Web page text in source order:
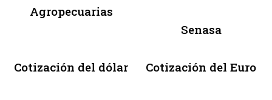
Agropecuarias
Senasa
Cotización del dólar Cotización del Euro